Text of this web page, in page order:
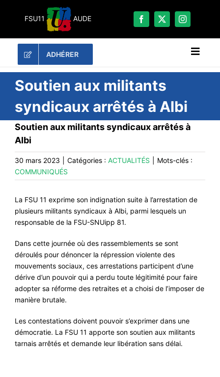
FSU11 AUDE
ADHÉRER
RECHERCHER:
LES UNES
#ACTUALITÉS
DOSSIERS
PUBLICATIONS
CONTACT
#ACTIONS
#FORMATION
#COMMUNIQUÉS
#ÉLECTIONS
#DÉBATS
#PRESSE
Soutien aux militants
syndicaux arrêtés à Albi
Soutien aux militants syndicaux arrêtés à
Albi
30 mars 2023 Catégories : ACTUALITÉS
Mots-clés :
COMMUNIQUÉS
La FSU 11 exprime son indignation suite à l’arrestation de
plusieurs militants syndicaux à Albi, parmi lesquels un
responsable de la FSU-SNUipp 81.
Dans cette journée où des rassemblements se sont
déroulés pour dénoncer la répression violente des
mouvements sociaux, ces arrestations participent d’une
dérive d’un pouvoir qui a perdu toute légitimité pour faire
adopter sa réforme des retraites et a choisi de l’imposer de
manière brutale.
Les contestations doivent pouvoir s’exprimer dans une
démocratie. La FSU 11 apporte son soutien aux militants
tarnais arrêtés et demande leur libération sans délai.